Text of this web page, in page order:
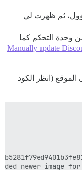
ثم ظهرت لي
وحدة التحكم كما
Manually update
الموقع (انظر الكود